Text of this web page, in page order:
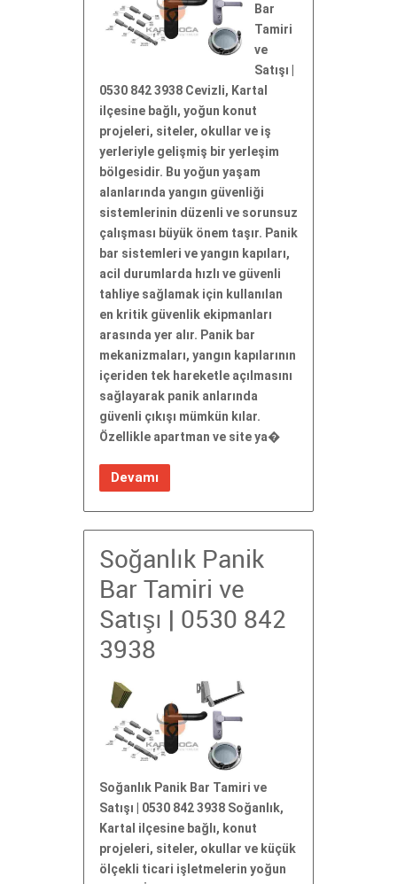
Bar
Tamiri
ve
Satışı |
0530 842 3938 Cevizli, Kartal
ilçesine bağlı, yoğun konut
projeleri, siteler, okullar ve iş
yerleriyle gelişmiş bir yerleşim
bölgesidir. Bu yoğun yaşam
alanlarında yangın güvenliği
sistemlerinin düzenli ve sorunsuz
çalışması büyük önem taşır. Panik
bar sistemleri ve yangın kapıları,
acil durumlarda hızlı ve güvenli
tahliye sağlamak için kullanılan
en kritik güvenlik ekipmanları
arasında yer alır. Panik bar
mekanizmaları, yangın kapılarının
içeriden tek hareketle açılmasını
sağlayarak panik anlarında
güvenli çıkışı mümkün kılar.
Özellikle apartman ve site ya�
Devamı
Soğanlık Panik
Bar Tamiri ve
Satışı | 0530 842
3938
Soğanlık Panik Bar Tamiri ve
Satışı | 0530 842 3938 Soğanlık,
Kartal ilçesine bağlı, konut
projeleri, siteler, okullar ve küçük
ölçekli ticari işletmelerin yoğun